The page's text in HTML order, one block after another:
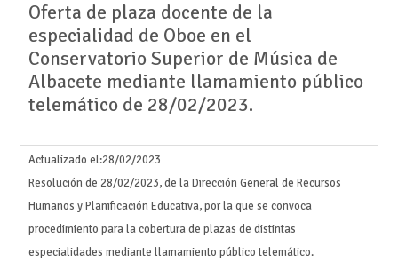
Oferta de plaza docente de la
especialidad de Oboe en el
Conservatorio Superior de Música de
Albacete mediante llamamiento público
telemático de 28/02/2023.
Actualizado el:28/02/2023
Resolución de 28/02/2023, de la Dirección General de Recursos
Humanos y Planificación Educativa, por la que se convoca
procedimiento para la cobertura de plazas de distintas
especialidades mediante llamamiento público telemático.